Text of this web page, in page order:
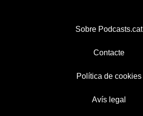
Sobre Podcasts.cat
Contacte
Política de cookies
Avís legal